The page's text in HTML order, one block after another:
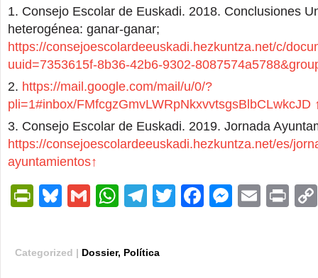
Consejo Escolar de Euskadi. 2018. Conclusiones
heterogénea: ganar-ganar;
https://consejoescolardeeuskadi.hezkuntza.net/c/
uuid=7353615f-8b36-42b6-9302-
https://mail.google.com/mail/u/0/?
pli=1#inbox/FMfcgzGmvLWRpNkxvvtsgsBlbCLwkcJD
Consejo Escolar de Euskadi. 2019. Jornada
https://consejoescolardeeuskadi.hezkuntza.net/es/
ayuntamientos↑
PrintFriendly
Bluesky
GmailWhatsApp
Telegram
TwitterFacebook
Email
Categorized | Dossier, Política